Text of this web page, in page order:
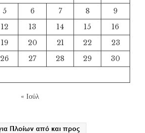
5 6 7 8
9
12 13 14 15
16
19 20 21 22
23
26 27 28 29
30
« Ιούλ